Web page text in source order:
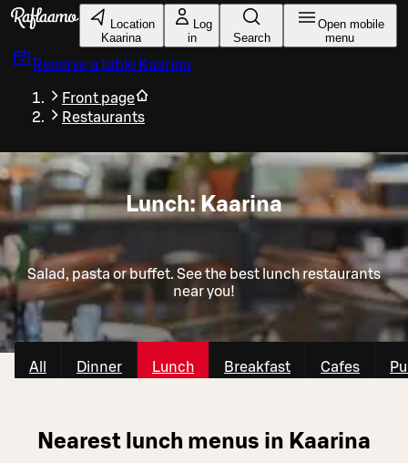
Skip to main content
Location
Kaarina
Log
in
Search
Open mobile
menu
Reserve a table Kaarina
Front page
Restaurants
Lunch: Kaarina
Salad, pasta or buffet. See the best lunch restaurants
near you!
All Dinner Lunch Breakfast Cafes
Nearest lunch menus in Kaarina